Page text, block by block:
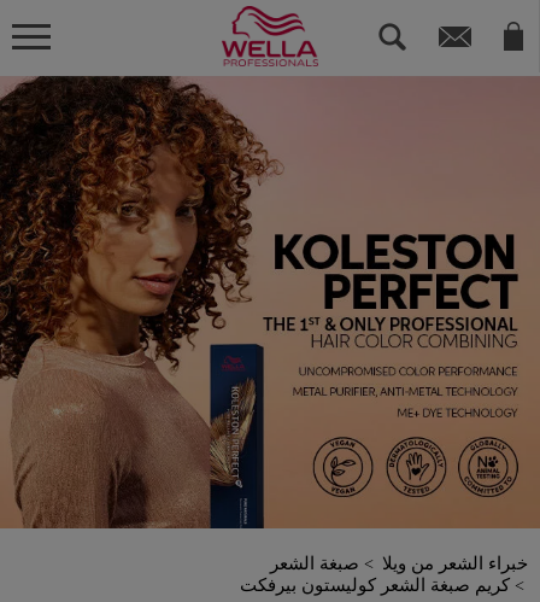
خبراء الشعر من ويلا
صبغة الشعر
كريم صبغة الشعر كوليستون بيرفكت